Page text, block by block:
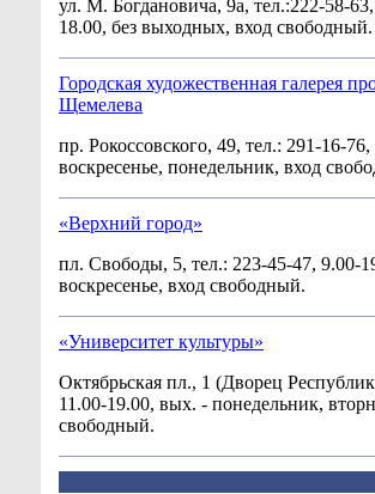
ул. М. Богдановича, 9а, тел.:222-58-
18.00, без выходных, вход свободный.
Городская художественная галерея
Щемелева
пр. Рокоссовского, 49, тел.: 291-16-
воскресенье, понедельник, вход
«Верхний город»
пл. Свободы, 5, тел.: 223-45-47, 9.00-
воскресенье, вход свободный.
«Университет культуры»
Октябрьская пл., 1 (Дворец
11.00-19.00, вых. - понедельник,
свободный.